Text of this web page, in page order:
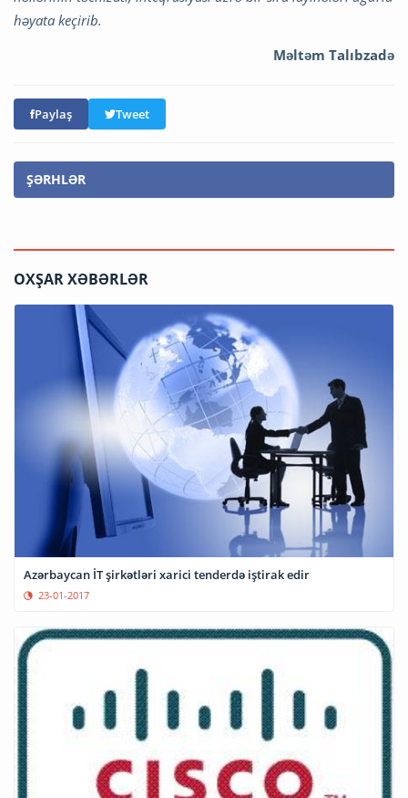
həyata keçirib.
Məltəm Talıbzadə
Paylaş Tweet
ŞƏRHLƏR
OXŞAR XƏBƏRLƏR
Azərbaycan İT şirkətləri xarici tenderdə iştirak edir
23-01-2017